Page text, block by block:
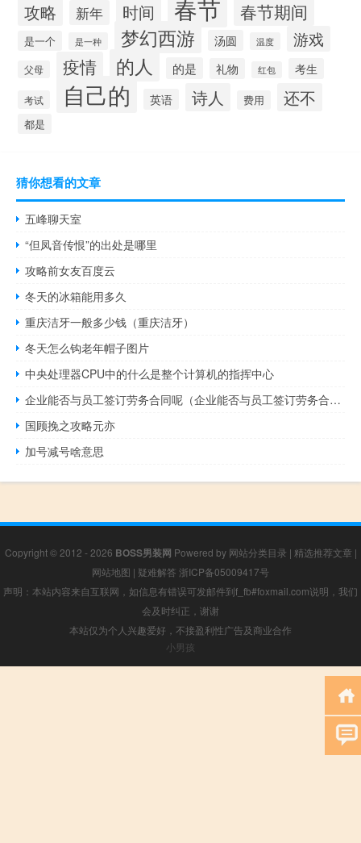
攻略 新年 时间 春节 春节期间
是一个 是一种 梦幻西游 汤圆 温度 游戏
父母 疫情 的人 的是 礼物 红包 考生
考试 自己的 英语 诗人 费用 还不
都是
猜你想看的文章
五峰聊天室
“但凤音传恨”的出处是哪里
攻略前女友百度云
冬天的冰箱能用多久
重庆洁牙一般多少钱（重庆洁牙）
冬天怎么钩老年帽子图片
中央处理器CPU中的什么是整个计算机的指挥中心
企业能否与员工签订劳务合同呢（企业能否与员工签订劳务合同）
国顾挽之攻略元亦
加号减号啥意思
Copyright © 2012 - 2026 BOSS男装网 Powered by 网站分类目录 | 精选推荐文章 |
网站地图 | 疑难解答 浙ICP备05009417号
声明：本站内容来自互联网，如信息有错误可发邮件到f_fb#foxmail.com说明，我们
会及时纠正，谢谢
本站仅为个人兴趣爱好，不接盈利性广告及商业合作
小男孩